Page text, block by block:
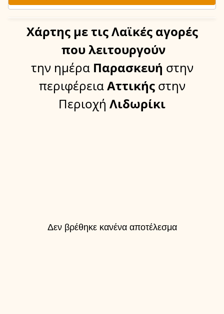
Χάρτης με τις Λαϊκές αγορές
που λειτουργούν
την ημέραΠαρασκευή στην
περιφέρειαΑττικής στην
Περιοχή Λιδωρίκι
Δεν βρέθηκε κανένα αποτέλεσμα